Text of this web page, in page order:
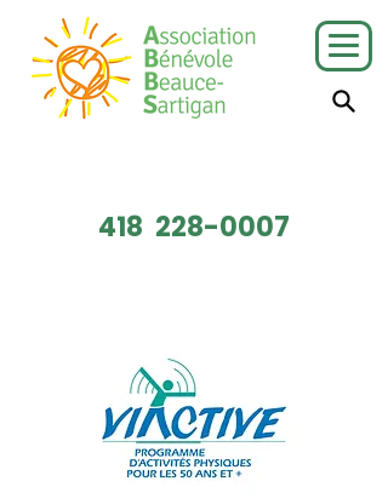
418 228-0007